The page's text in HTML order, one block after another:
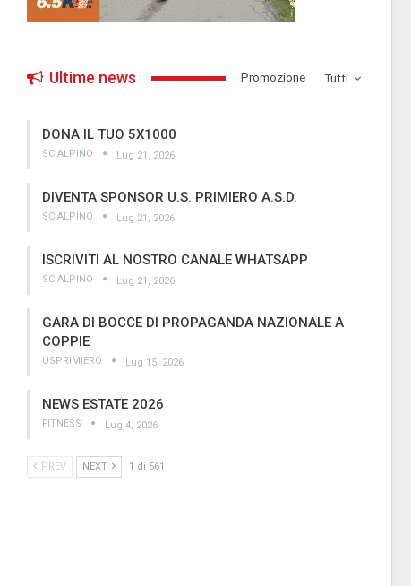
Tutti
Ultime news ­Promozione
DONA IL TUO 5X1000
SCIALPINO Lug 21, 2026
DIVENTA SPONSOR U.S. PRIMIERO A.S.D.
SCIALPINO Lug 21, 2026
ISCRIVITI AL NOSTRO CANALE WHATSAPP
SCIALPINO Lug 21, 2026
GARA DI BOCCE DI PROPAGANDA NAZIONALE A
COPPIE
USPRIMIERO Lug 15, 2026
NEWS ESTATE 2026
FITNESS Lug 4, 2026
PREV NEXT 1 di 561